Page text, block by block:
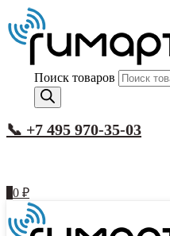
Поиск товаров
📞 +7 495 970-35-03
0 ₽